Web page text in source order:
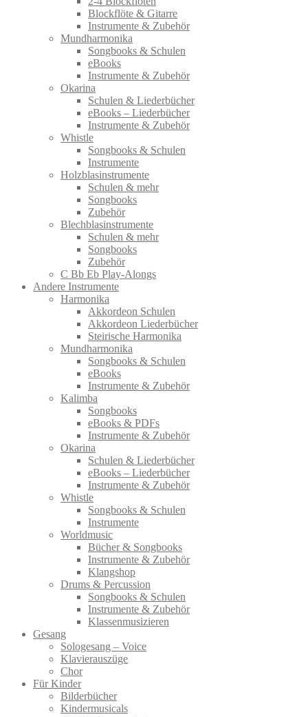
Blockflöte & Gitarre
Instrumente & Zubehör
Mundharmonika
Songbooks & Schulen
eBooks
Instrumente & Zubehör
Okarina
Schulen & Liederbücher
eBooks – Liederbücher
Instrumente & Zubehör
Whistle
Songbooks & Schulen
Instrumente
Holzblasinstrumente
Schulen & mehr
Songbooks
Zubehör
Blechblasinstrumente
Schulen & mehr
Songbooks
Zubehör
C Bb Eb Play-Alongs
Andere Instrumente
Harmonika
Akkordeon Schulen
Akkordeon Liederbücher
Steirische Harmonika
Mundharmonika
Songbooks & Schulen
eBooks
Instrumente & Zubehör
Kalimba
Songbooks
eBooks & PDFs
Instrumente & Zubehör
Okarina
Schulen & Liederbücher
eBooks – Liederbücher
Instrumente & Zubehör
Whistle
Songbooks & Schulen
Instrumente
Worldmusic
Bücher & Songbooks
Instrumente & Zubehör
Klangshop
Drums & Percussion
Songbooks & Schulen
Instrumente & Zubehör
Klassenmusizieren
Gesang
Sologesang – Voice
Klavierauszüge
Chor
Für Kinder
Bilderbücher
Kindermusicals